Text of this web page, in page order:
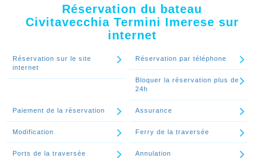
Civitavecchia Termini Imerese en plusieurs fois ?'
Continuer le spécial 'Quand et comment je vais recevoir mon billet de
bateau Civitavecchia Termini Imerese?'
Réservation du bateau
Civitavecchia Termini Imerese sur
internet
Réservation sur le site
internet
Réservation par téléphone
Bloquer la réservation plus de
24h
Paiement de la réservation Assurance
Modification Ferry de la traversée
Ports de la traversée Annulation